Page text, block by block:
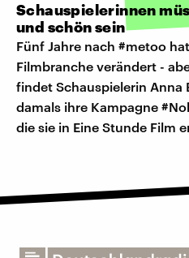
Schauspielerinnen
und schön sein
Fünf Jahre nach #metoo
Filmbranche verändert -
findet Schauspielerin Anna
damals ihre Kampagne
die sie in Eine Stunde Film